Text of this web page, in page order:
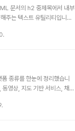
문서의 h2 중제목에서 내부
주는 텍스트 유틸리티입니다.
마크다운 목차 생성기는 H
종류를 한눈에 정리했습니
영상, 지도 기반 서비스, 채팅
폼의 활용 방법과 검색 노출